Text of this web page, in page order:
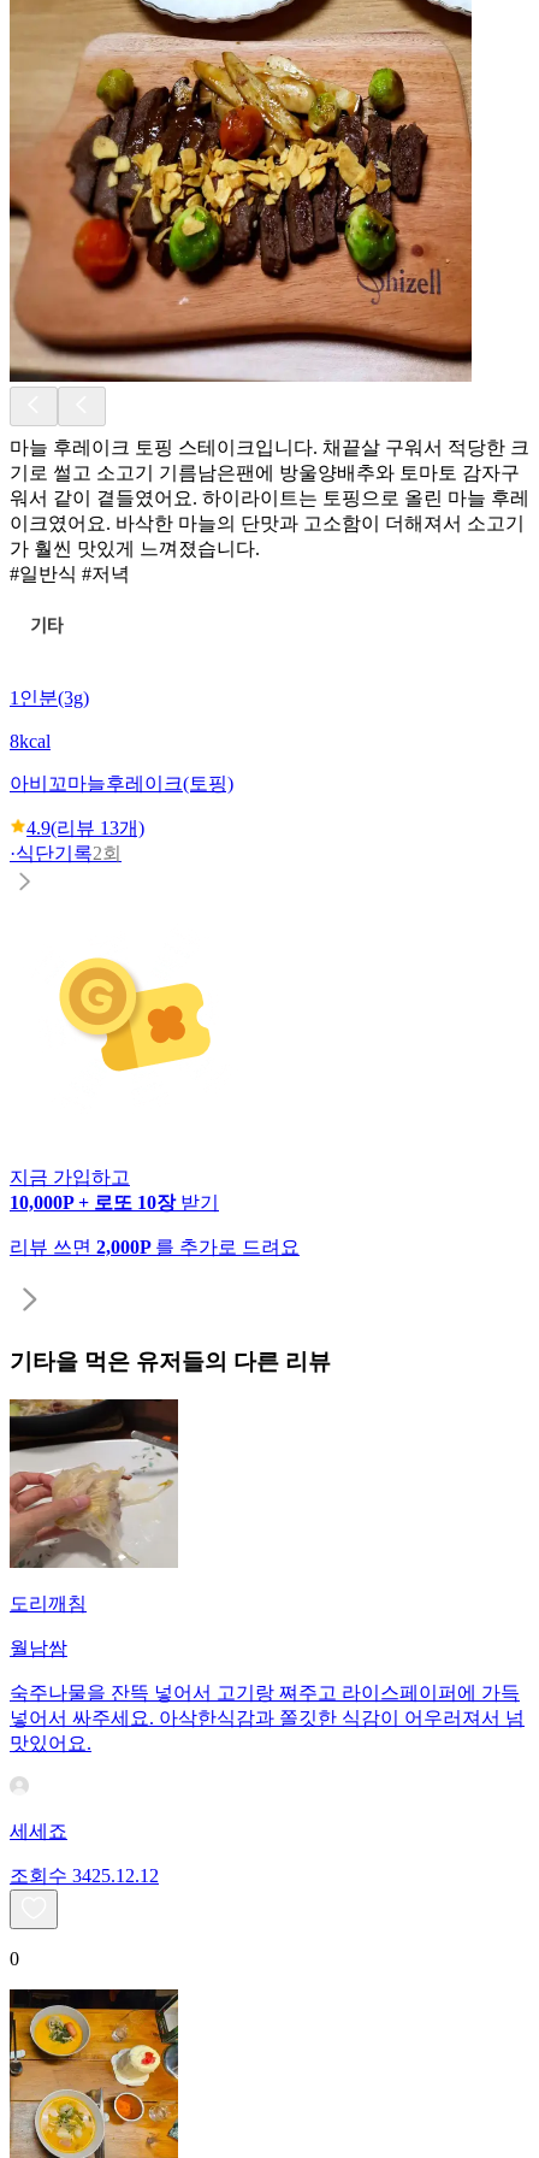
마늘 후레이크 토핑 스테이크입니다. 채끝살 구워서 적당한 크
기로 썰고 소고기 기름남은팬에 방울양배추와 토마토 감자구
워서 같이 곁들였어요. 하이라이트는 토핑으로 올린 마늘 후레
이크였어요. 바삭한 마늘의 단맛과 고소함이 더해져서 소고기
가 훨씬 맛있게 느껴졌습니다.
#일반식 #저녁
1인분(3g)
8kcal
아비꼬마늘후레이크(토핑)
4.9(리뷰 13개)
·식단기록2회
지금 가입하고
10,000P + 로또 10장 받기
리뷰 쓰면 2,000P 를 추가로 드려요
기타을 먹은 유저들의 다른 리뷰
도리깨침
월남쌈
숙주나물을 잔뜩 넣어서 고기랑 쪄주고 라이스페이퍼에 가득
넣어서 싸주세요. 아삭한식감과 쫄깃한 식감이 어우러져서 넘
맛있어요.
세세죠
조회수 3425.12.12
0